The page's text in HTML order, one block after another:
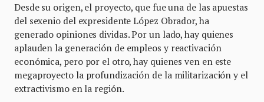
Desde su origen, el proyecto, que fue una de las apuestas
del sexenio del expresidente López Obrador, ha
generado opiniones dividas. Por un lado, hay quienes
aplauden la generación de empleos y reactivación
económica, pero por el otro, hay quienes ven en este
megaproyecto la profundización de la militarización y el
extractivismo en la región.